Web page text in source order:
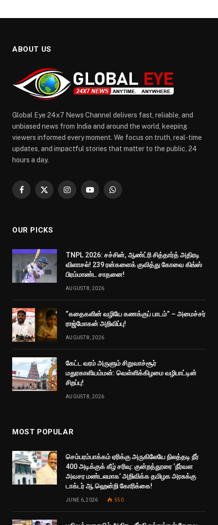
ABOUT US
Global Eye 24x7 News Channel delivers fast, reliable, and
unbiased news from India and around the world, keeping
viewers informed every moment. We focus on truth, real-time
updates, and impactful stories that matter to the public, 24
hours a day.
Facebook
X
InstagramYouTubeWhatsApp
OUR PICKS
TNPL 2026: சச்சின், ஆண்ட்ரி சித்தார்த் அதிரடி
விளாசல்! 239 ரன்களைக் குவித்து கோவை கிங்ஸ்
பிரம்மாண்ட சாதனை!
AUGUST 8, 2026
”கதைகளின் வழியே கணக்குப் பாடம்” – அமைச்சர்
ராஜ்மோகன் அறிவிப்பு!
AUGUST 8, 2026
கேட்ட வரம் அருளும் சிறுவாச்சூர்
மதுரகாளியம்மன்: வெள்ளிக்கிழமை வழிபாட்டின்
சிறப்பு!
AUGUST 8, 2026
MOST POPULAR
செம்பரம்பாக்கம் ஏரிக்கு அருகிலேயே நிலத்தடி நீர்
400 அடிக்குக் கீழ் சரிவு: குன்றத்தூரை ‘நீர்வள
அவசர மண்டலமாக’ அறிவிக்க தமிழக அரசுக்கு
டாக்டர் ஆ.ஹென்றி கோரிக்கை!
JUNE 6, 2026 550